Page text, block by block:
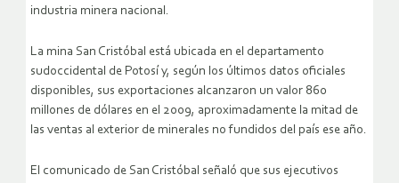
industria minera nacional.
La mina San Cristóbal está ubicada en el departamento
sudoccidental de Potosí y, según los últimos datos oficiales
disponibles, sus exportaciones alcanzaron un valor 860
millones de dólares en el 2009, aproximadamente la mitad de
las ventas al exterior de minerales no fundidos del país ese año.
El comunicado de San Cristóbal señaló que sus ejecutivos